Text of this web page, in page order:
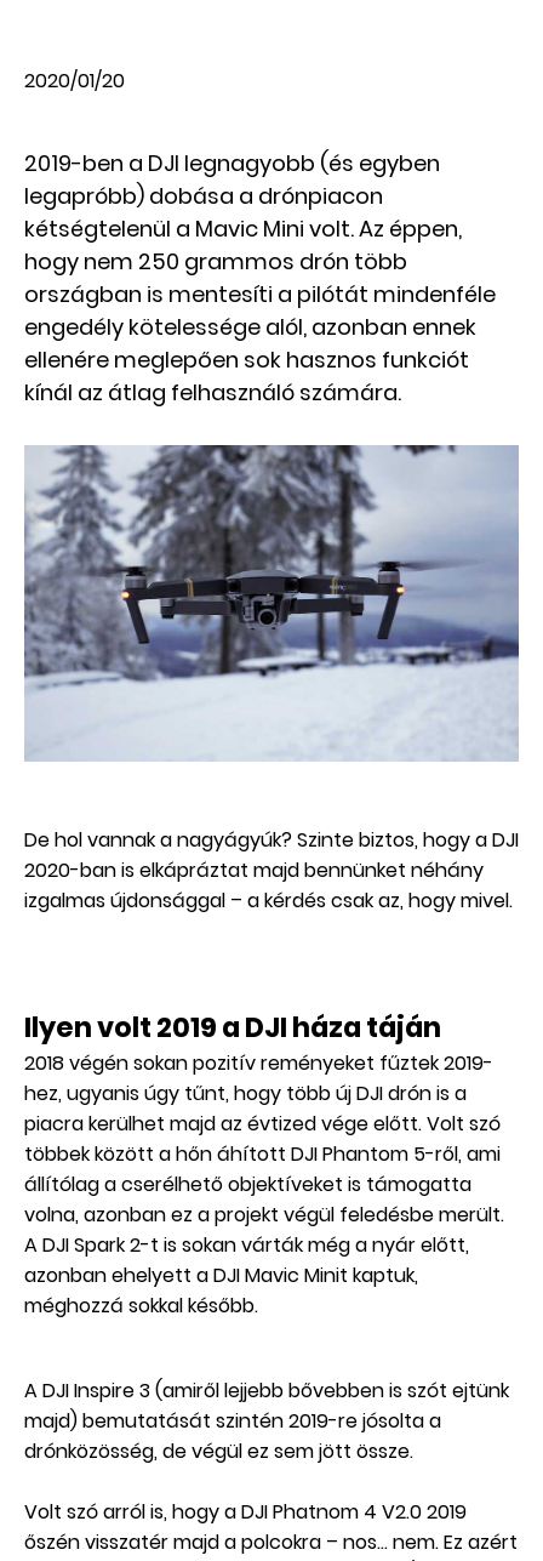
2020/01/20
2019-ben a DJI legnagyobb (és egyben
legapróbb) dobása a drónpiacon
kétségtelenül a Mavic Mini volt. Az éppen,
hogy nem 250 grammos drón több
országban is mentesíti a pilótát mindenféle
engedély kötelessége alól, azonban ennek
ellenére meglepően sok hasznos funkciót
kínál az átlag felhasználó számára.
De hol vannak a nagyágyúk? Szinte biztos, hogy a DJI
2020-ban is elkápráztat majd bennünket néhány
izgalmas újdonsággal – a kérdés csak az, hogy mivel.
Ilyen volt 2019 a DJI háza táján
2018 végén sokan pozitív reményeket fűztek 2019-
hez, ugyanis úgy tűnt, hogy több új DJI drón is a
piacra kerülhet majd az évtized vége előtt. Volt szó
többek között a hőn áhított DJI Phantom 5-ről, ami
állítólag a cserélhető objektíveket is támogatta
volna, azonban ez a projekt végül feledésbe merült.
A DJI Spark 2-t is sokan várták még a nyár előtt,
azonban ehelyett a DJI Mavic Minit kaptuk,
méghozzá sokkal később.
A DJI Inspire 3 (amiről lejjebb bővebben is szót ejtünk
majd) bemutatását szintén 2019-re jósolta a
drónközösség, de végül ez sem jött össze.
Volt szó arról is, hogy a DJI Phatnom 4 V2.0 2019
őszén visszatér majd a polcokra – nos… nem. Ez azért